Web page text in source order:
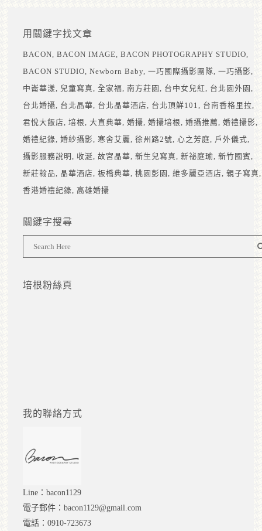
用關鍵字找文章
BACON BACON IMAGE BACON PHOTOGRAPHY STUDIO
BACON STUDIO Newborn Baby 一巧國際攝影團隊 一巧攝影
中崙華漾
兒童寫真 全家福 南方莊園 台中女兒紅
台北園外園
台北婚攝
台北晶華 台北晶華酒店 台北頂鮮101
台南香格里拉
君悅大飯店 培根 大直典華 婚攝 婚攝培根 婚攝推薦 婚禮攝影
婚禮紀錄 婚紗攝影 寒舍艾麗 徐州路2號 心之芳庭
戶外儀式
攝影服務說明
收涎 故宮晶華 新生兒寫真 新祕庭瑜 新竹國賓
新莊翰品
晶華酒店 板橋典華 桃園彭園 維多麗亞酒店 親子寫真
香港婚禮紀錄 高雄婚攝
關鍵字搜尋
培根粉絲頁
我的聯絡方式
Line：bacon1129
電子郵件：bacon1129@gmail.com
電話：0910-723673